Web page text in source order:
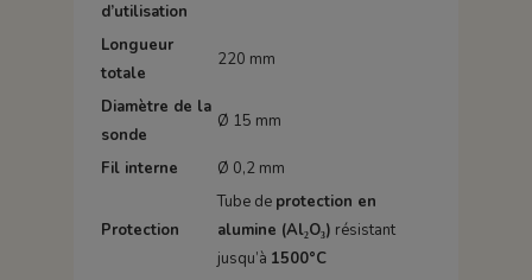
d’utilisation
Longueur
totale
220 mm
Diamètre de la
sonde
Ø 15 mm
Fil interne Ø 0,2 mm
Protection
Tube de protection en
alumine (Al₂O₃) résistant
jusqu’à 1500°C